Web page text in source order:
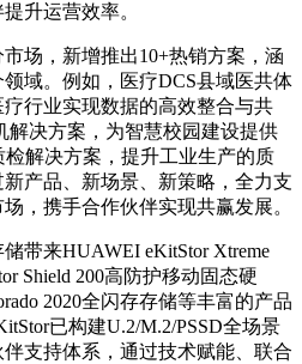
升运营效率。
场，新增推出10+热销方案，涵
域。例如，医疗DCS县域医共体
行业实现数据的高效整合与共
解决方案，为智慧校园建设提供
解决方案，提升工业生产的质
产品、新场景、新策略，全力支
，携手合作伙伴实现共赢发展。
带来HUAWEI eKitStor Xtreme
Shield 200高防护移动固态硬
2020全闪存存储等丰富的产品
已构建U.2/M.2/PSSD全场景
支持体系，通过技术赋能、联合